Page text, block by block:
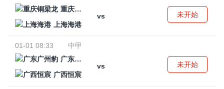
重庆铜梁龙
vs
上海海港
未开始
01-01 08:33
中甲
广东广州豹
vs
广西恒宸
未开始